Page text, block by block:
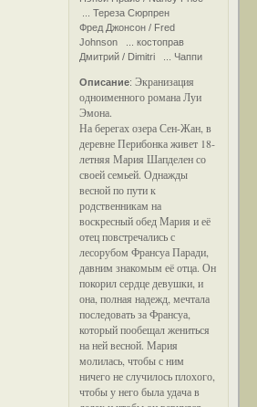
... Тереза Сюрпрен
Фред Джонсон / Fred
Johnson ... костоправ
Дмитрий / Dimitri ... Чаппи
Описание:Экранизация
одноименного романа Луи
Эмона.
На берегах озера Сен-Жан, в
деревне Перибонка живет 18-
летняя Мария Шапделен со
своей семьей. Однажды
весной по пути к
родственникам на
воскресный обед Мария и её
отец повстречались с
лесорубом Франсуа Паради,
давним знакомым её отца. Он
покорил сердце девушки, и
она, полная надежд, мечтала
последовать за Франсуа,
который пообещал жениться
на ней весной. Мария
молилась, чтобы с ним
ничего не случилось плохого,
чтобы у него была удача в